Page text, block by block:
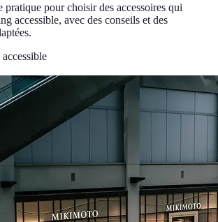
pour choisir des accessoires qui
accessible, avec des conseils et des